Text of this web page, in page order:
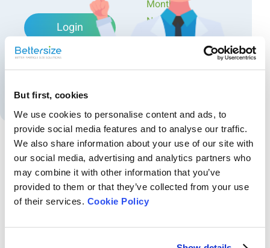
But first, cookies
We use cookies to personalise content and ads, to
provide social media features and to analyse our traffic.
We also share information about your use of our site with
our social media, advertising and analytics partners who
may combine it with other information that you’ve
provided to them or that they’ve collected from your use
of their services. Cookie Policy
Login
Forgot password?
Create an account
Monthly
Newsletters
Exclusive Events...
Recommended articles
Aplicação do sistema de tamanho de partículas a
laser na indústria de pesticidas
O analisador a laser otimiza a formulação de pesticidas e monitora a